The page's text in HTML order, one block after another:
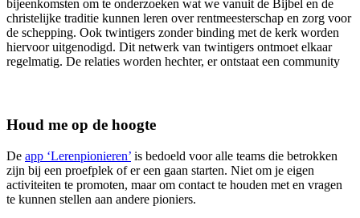
bijeenkomsten om te onderzoeken wat we vanuit de Bijbel en de
christelijke traditie kunnen leren over rentmeesterschap en zorg voor
de schepping. Ook twintigers zonder binding met de kerk worden
hiervoor uitgenodigd. Dit netwerk van twintigers ontmoet elkaar
regelmatig. De relaties worden hechter, er ontstaat een community
Houd me op de hoogte
De app ‘Lerenpionieren’ is bedoeld voor alle teams die betrokken
zijn bij een proefplek of er een gaan starten. Niet om je eigen
activiteiten te promoten, maar om contact te houden met en vragen
te kunnen stellen aan andere pioniers.